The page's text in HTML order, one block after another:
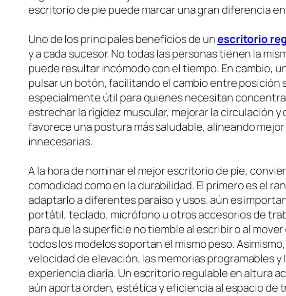
escritorio de pie puede marcar una gran diferencia
Uno de los principales beneficios de un escritorio
y a cada sucesor. No todas las personas tienen la
puede resultar incómodo con el tiempo. En cambio,
pulsar un botón, facilitando el cambio entre posición
especialmente útil para quienes necesitan
estrechar la rigidez muscular, mejorar la circulación
favorece una postura más saludable, alineando
innecesarias.
A la hora de nominar el mejor escritorio de pie,
comodidad como en la durabilidad. El primero es el
adaptarlo a diferentes paraíso y usos. aún es
portátil, teclado, micrófono u otros accesorios de
para que la superficie no tiemble al escribir o al
todos los modelos soportan el mismo peso.
velocidad de elevación, las memorias programables
experiencia diaria. Un escritorio regulable en altura
aún aporta orden, estética y eficiencia al espacio de